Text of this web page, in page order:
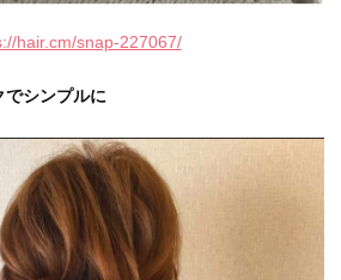
hair.cm/snap-227067/
でシンプルに